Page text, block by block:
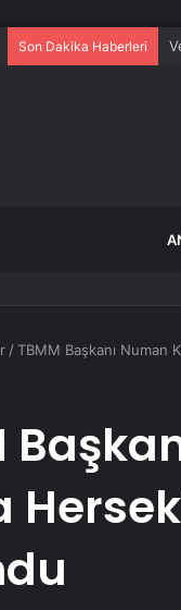
Son Dakika Haberleri
/TBMM Başkanı Numan